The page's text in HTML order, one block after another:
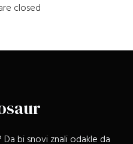
closed
bi snovi znali odakle da